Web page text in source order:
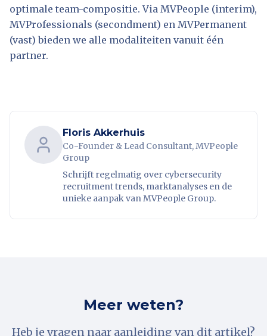
optimale team-compositie. Via MVPeople (interim),
MVProfessionals (secondment) en MVPermanent
(vast) bieden we alle modaliteiten vanuit één
partner.
Floris Akkerhuis
Co-Founder & Lead Consultant, MVPeople
Group
Schrijft regelmatig over cybersecurity
recruitment trends, marktanalyses en de
unieke aanpak van MVPeople Group.
Meer weten?
Heb je vragen naar aanleiding van dit artikel?